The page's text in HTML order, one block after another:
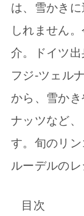
は、雪かき
しれません
介。ドイツ
フジ-ツェル
から、雪か
ナッツなど
す。旬のリ
ルーデルのレ
目次